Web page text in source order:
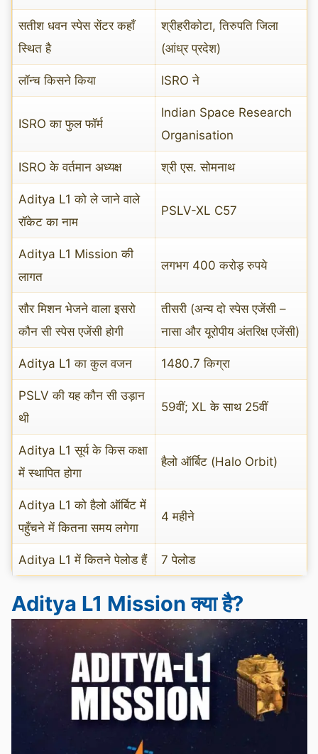
सतीश धवन स्पेस सेंटर कहाँ
स्थित है
श्रीहरीकोटा, तिरुपति जिला
(आंध्र प्रदेश)
लॉन्च किसने किया ISRO ने
ISRO का फुल फॉर्म
Indian Space Research
Organisation
ISRO के वर्तमान अध्यक्ष श्री एस. सोमनाथ
Aditya L1 को ले जाने वाले
रॉकेट का नाम
PSLV-XL C57
Aditya L1 Mission की
लागत
लगभग 400 करोड़ रुपये
सौर मिशन भेजने वाला इसरो
कौन सी स्पेस एजेंसी होगी
तीसरी (अन्य दो स्पेस एजेंसी –
नासा और यूरोपीय अंतरिक्ष एजेंसी)
Aditya L1 का कुल वजन 1480.7 किग्रा
PSLV की यह कौन सी उड़ान
थी
59वीं; XL के साथ 25वीं
Aditya L1 सूर्य के किस कक्षा
में स्थापित होगा
हैलो ऑर्बिट (Halo Orbit)
Aditya L1 को हैलो ऑर्बिट में
पहुँचने में कितना समय लगेगा
4 महीने
Aditya L1 में कितने पेलोड हैं 7 पेलोड
Aditya L1 Mission क्या है?